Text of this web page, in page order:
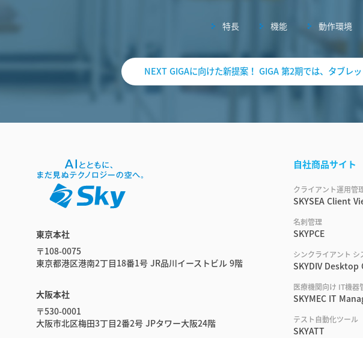
特長 機能 動作環境
NEXT GIGAに向けた新提案！ GIGA 第2期では、タブレ
東京本社
〒108-0075
東京都港区港南2丁目18番1号 JR品川イーストビル 9階
大阪本社
〒530-0001
大阪市北区梅田3丁目2番2号 JPタワー大阪24階
自社商品サイト
クライアント運用管
SKYSEA Client
名刺管理
SKYPCE
シンクライアント シ
SKYDIV Desktop
医療機関向け IT機器
SKYMEC IT
テスト自動化ツール
SKYATT